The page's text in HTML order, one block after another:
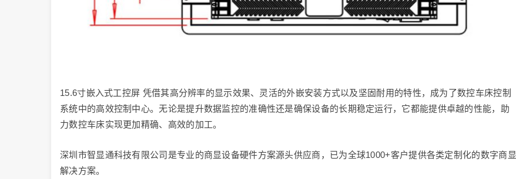
15.6寸嵌入式工控屏 凭借其高分辨率的显示效果、灵活的外嵌安装方式以及坚固耐用的特性，成为了数控车床控制
系统中的高效控制中心。无论是提升数据监控的准确性还是确保设备的长期稳定运行，它都能提供卓越的性能，助
力数控车床实现更加精确、高效的加工。
深圳市智显通科技有限公司是专业的商显设备硬件方案源头供应商，已为全球1000+客户提供各类定制化的数字商显
解决方案。